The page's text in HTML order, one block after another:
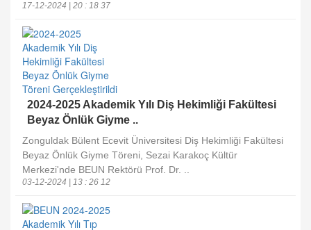
17-12-2024 | 20 : 18 37
2024-2025 Akademik Yılı Diş Hekimliği Fakültesi
Beyaz Önlük Giyme ..
Zonguldak Bülent Ecevit Üniversitesi Diş Hekimliği Fakültesi
Beyaz Önlük Giyme Töreni, Sezai Karakoç Kültür
Merkezi'nde BEUN Rektörü Prof. Dr. ..
03-12-2024 | 13 : 26 12